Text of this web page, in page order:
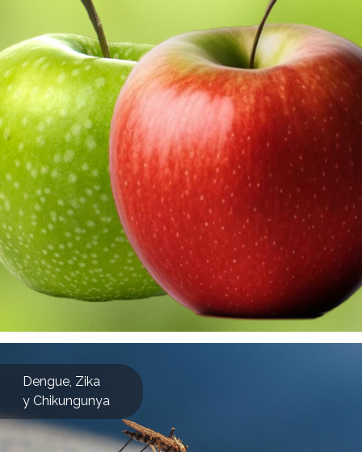
Dengue, Zika
y Chikungunya